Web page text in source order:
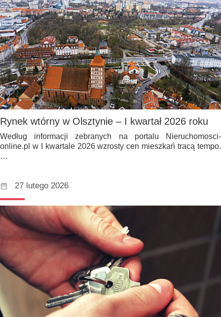
Rynek wtórny w Olsztynie – I kwartał 2026 roku
Według informacji zebranych na portalu Nieruchomosci-
online.pl w I kwartale 2026 wzrosty cen mieszkań tracą tempo.
…
27 lutego 2026